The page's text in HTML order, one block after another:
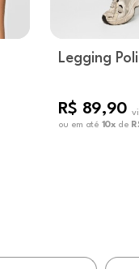
Legging
R$ 89,90
ou em até 10x de